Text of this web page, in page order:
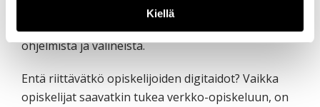
Kiellä
Kaikkea ei kuitenkaan tarvitse hallita, vaan
ohjelmista ja välineistä.
Entä riittävätkö opiskelijoiden digitaidot? Vaikka
opiskelijat saavatkin tukea verkko-opiskeluun, on